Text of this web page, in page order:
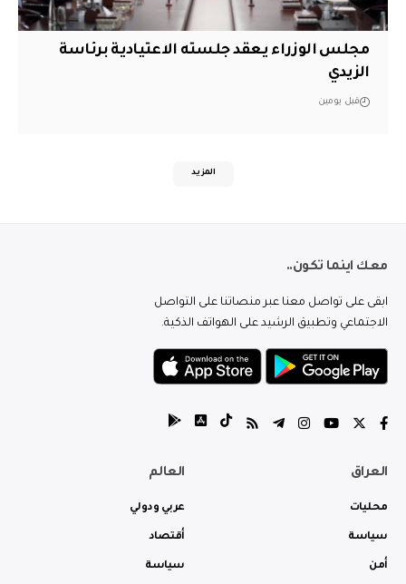
مجلس الوزراء يعقد جلسته الاعتيادية برئاسة
الزيدي
قبل يومين
المزيد
معك اينما تكون..
ابقى على تواصل معنا عبر منصاتنا على التواصل
الاجتماعي وتطبيق الرشيد على الهواتف الذكية.
العراق
محليات
سياسة
أمن
العالم
عربي ودولي
أقتصاد
سياسة